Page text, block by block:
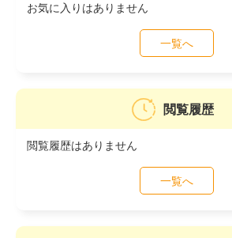
お気に入りはありません
一覧へ
閲覧履歴
閲覧履歴はありません
一覧へ